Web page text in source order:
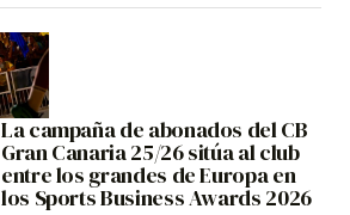
La campaña de abonados del CB
Gran Canaria 25/26 sitúa al club
entre los grandes de Europa en
los Sports Business Awards 2026